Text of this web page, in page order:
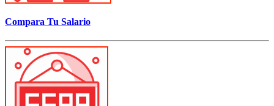
Compara Tu Salario